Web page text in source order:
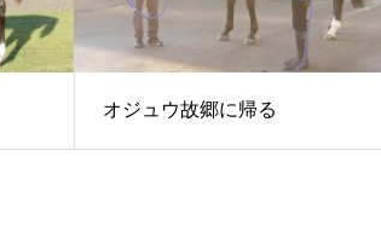
オジュウ故郷に帰る